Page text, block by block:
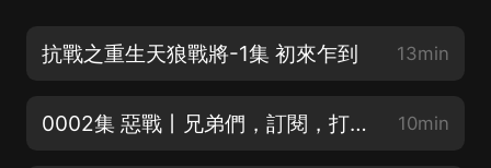
抗戰之重生天狼戰將-1集 初來乍到 13min
0002集 惡戰丨兄弟們，訂閱，打call，分享整起來！ 10min